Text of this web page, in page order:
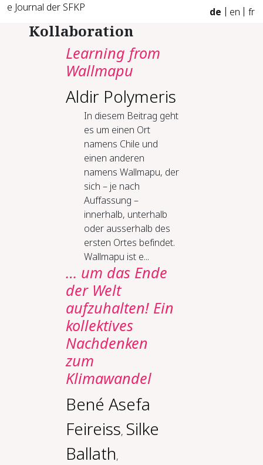
e Journal der SFKP de en fr
Kollaboration
Learning from
Wallmapu
Aldir Polymeris
In diesem Beitrag geht
es um einen Ort
namens Chile und
einen anderen
namens Wallmapu, der
sich – je nach
Auffassung –
innerhalb, unterhalb
oder ausserhalb des
ersten Ortes befindet.
Wallmapu ist e...
… um das Ende
der Welt
aufzuhalten! Ein
kollektives
Nachdenken
zum
Klimawandel
Bené Asefa
Feireiss, Silke
Ballath,